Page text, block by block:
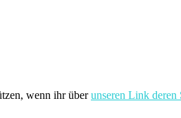
wenn ihr überunseren Link deren